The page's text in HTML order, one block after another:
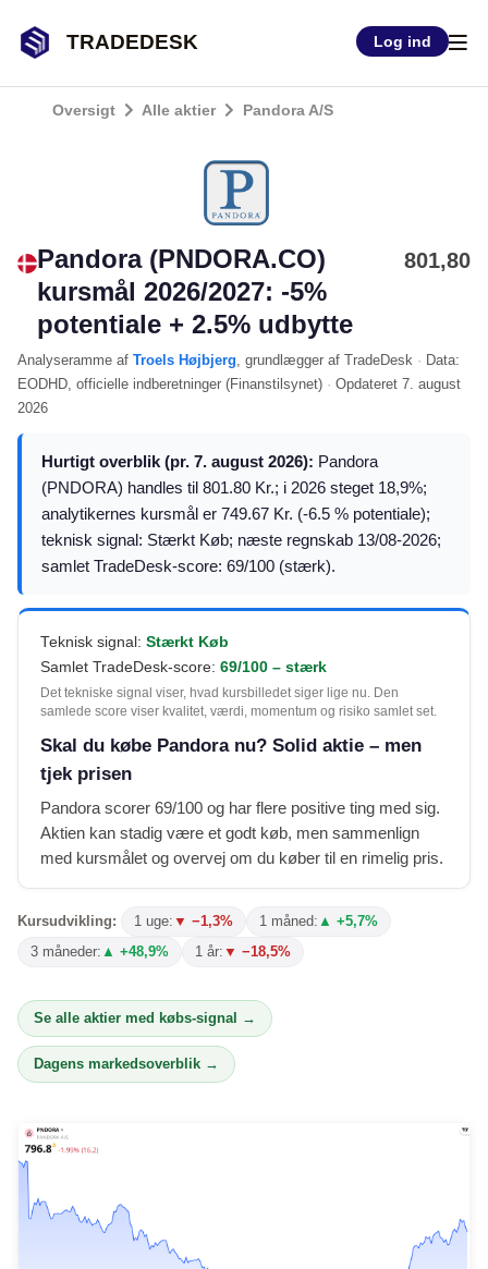
TRADEDESK Log ind
Oversigt Alle aktier Pandora A/S
Pandora (PNDORA.CO)
kursmål 2026/2027: -5%
potentiale + 2.5% udbytte
801,80
Analyseramme af Troels Højbjerg, grundlægger af TradeDesk · Data:
EODHD, officielle indberetninger (Finanstilsynet) · Opdateret 7. august
2026
Hurtigt overblik (pr. 7. august 2026): Pandora
(PNDORA) handles til 801.80 Kr.; i 2026 steget 18,9%;
analytikernes kursmål er 749.67 Kr. (-6.5 % potentiale);
teknisk signal: Stærkt Køb; næste regnskab 13/08-2026;
samlet TradeDesk-score: 69/100 (stærk).
Teknisk signal: Stærkt Køb
Samlet TradeDesk-score: 69/100 – stærk
Det tekniske signal viser, hvad kursbilledet siger lige nu. Den
samlede score viser kvalitet, værdi, momentum og risiko samlet set.
Skal du købe Pandora nu? Solid aktie – men
tjek prisen
Pandora scorer 69/100 og har flere positive ting med sig.
Aktien kan stadig være et godt køb, men sammenlign
med kursmålet og overvej om du køber til en rimelig pris.
Kursudvikling: 1 uge: ▼ −1,3% 1 måned: ▲ +5,7%
3 måneder: ▲ +48,9% 1 år: ▼ −18,5%
Se alle aktier med købs-signal →
Dagens markedsoverblik →